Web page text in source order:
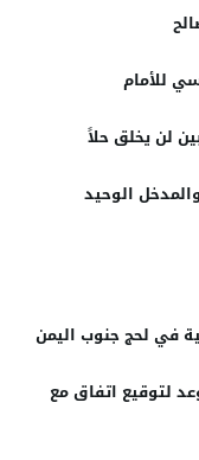
للأمام
لن يخلق حلاً
الوحيد
في لحج جنوب اليمن
لتوقيع اتفاق مع